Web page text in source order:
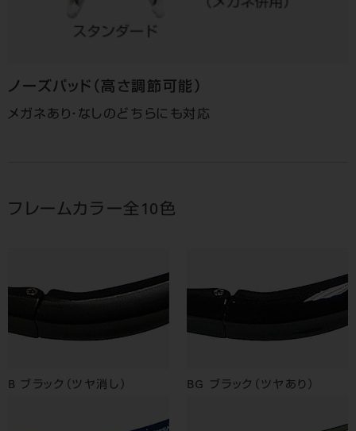
ノーズパッド （高さ調節可能）
メガネあり・なしのどちらにも対応
フレームカラー全10色
B ブラック（ツヤ消し） BG ブラック（ツヤあり）